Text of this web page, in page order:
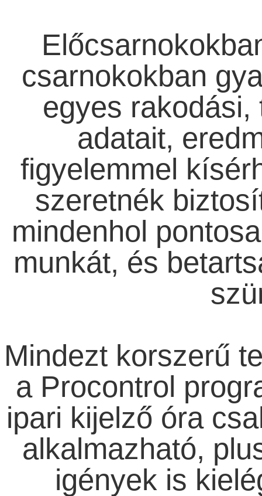
csarnokokban
egyes
adatait,
figyelemmel
szeretnék
mindenhol
munkát, és
Mindezt korszerű
a Procontrol
ipari kijelző óra
alkalmazható,
igények is